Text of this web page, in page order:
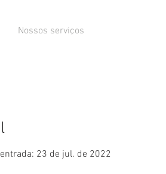
Nossos serviços
23 de jul. de 2022